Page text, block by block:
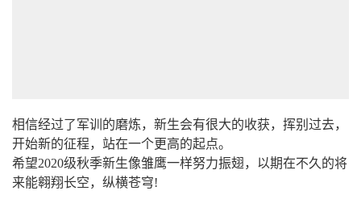
相信经过了军训的磨炼，新生会有很大的收获，挥别过去，
开始新的征程，站在一个更高的起点。
希望2020级秋季新生像雏鹰一样努力振翅，以期在不久的将
来能翱翔长空，纵横苍穹!